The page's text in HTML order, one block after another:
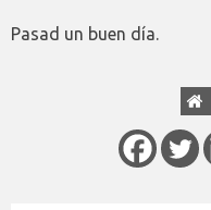
Pasad un buen día.